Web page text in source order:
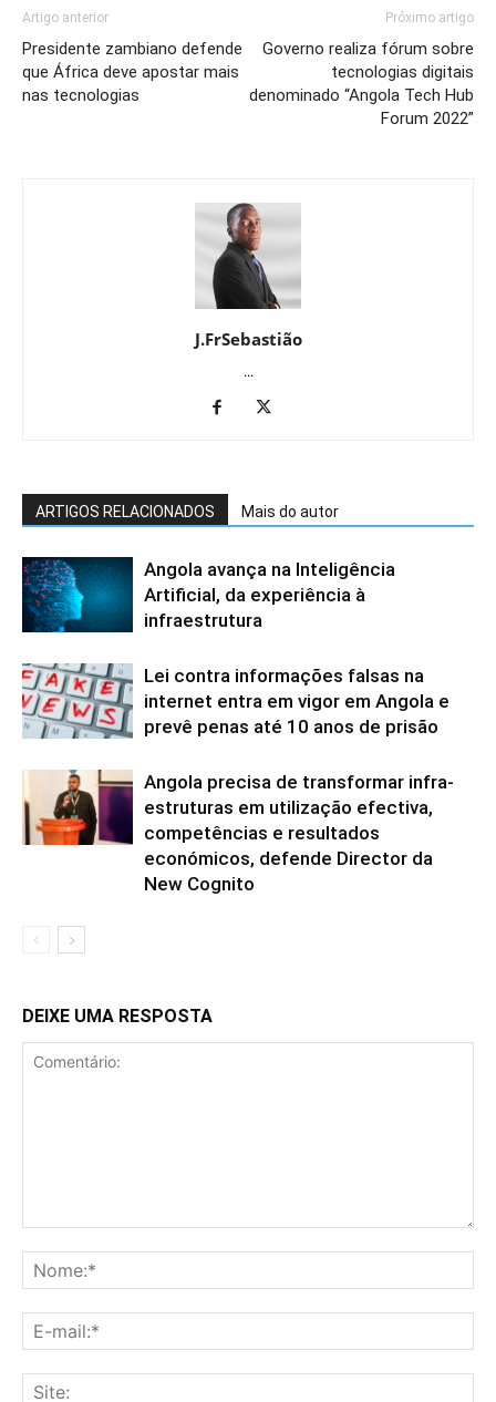
Artigo anterior
Presidente zambiano defende
que África deve apostar mais
nas tecnologias
Próximo artigo
Governo realiza fórum sobre
tecnologias digitais
denominado “Angola Tech Hub
Forum 2022”
J.FrSebastião
...
ARTIGOS RELACIONADOS Mais do autor
Angola avança na Inteligência
Artificial, da experiência à
infraestrutura
Lei contra informações falsas na
internet entra em vigor em Angola e
prevê penas até 10 anos de prisão
Angola precisa de transformar infra-
estruturas em utilização efectiva,
competências e resultados
económicos, defende Director da
New Cognito
DEIXE UMA RESPOSTA